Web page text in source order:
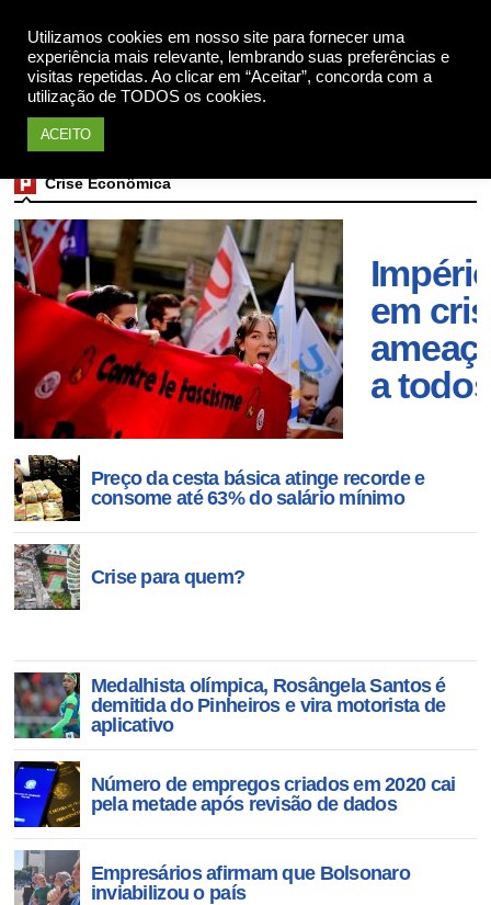
Utilizamos cookies em nosso site para fornecer uma
experiência mais relevante, lembrando suas preferências e
visitas repetidas. Ao clicar em “Aceitar”, concorda com a
utilização de TODOS os cookies.
ACEITO
Crise Econômica
em
a
Preço da cesta básica atinge recorde e
consome até 63% do salário mínimo
Crise para quem?
Medalhista olímpica, Rosângela Santos é
demitida do Pinheiros e vira motorista de
aplicativo
Número de empregos criados em 2020 cai
pela metade após revisão de dados
Empresários afirmam que Bolsonaro
inviabilizou o país